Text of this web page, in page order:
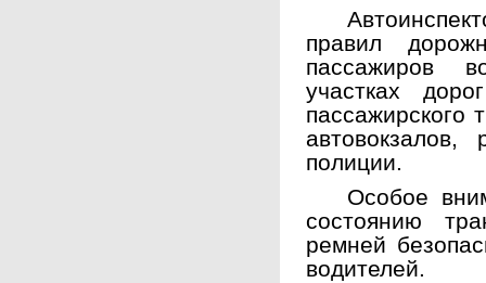
правил
пассажиров
участках
пассажирского
автовокзалов,
полиции.
Особое
состоянию
ремней
водителей.